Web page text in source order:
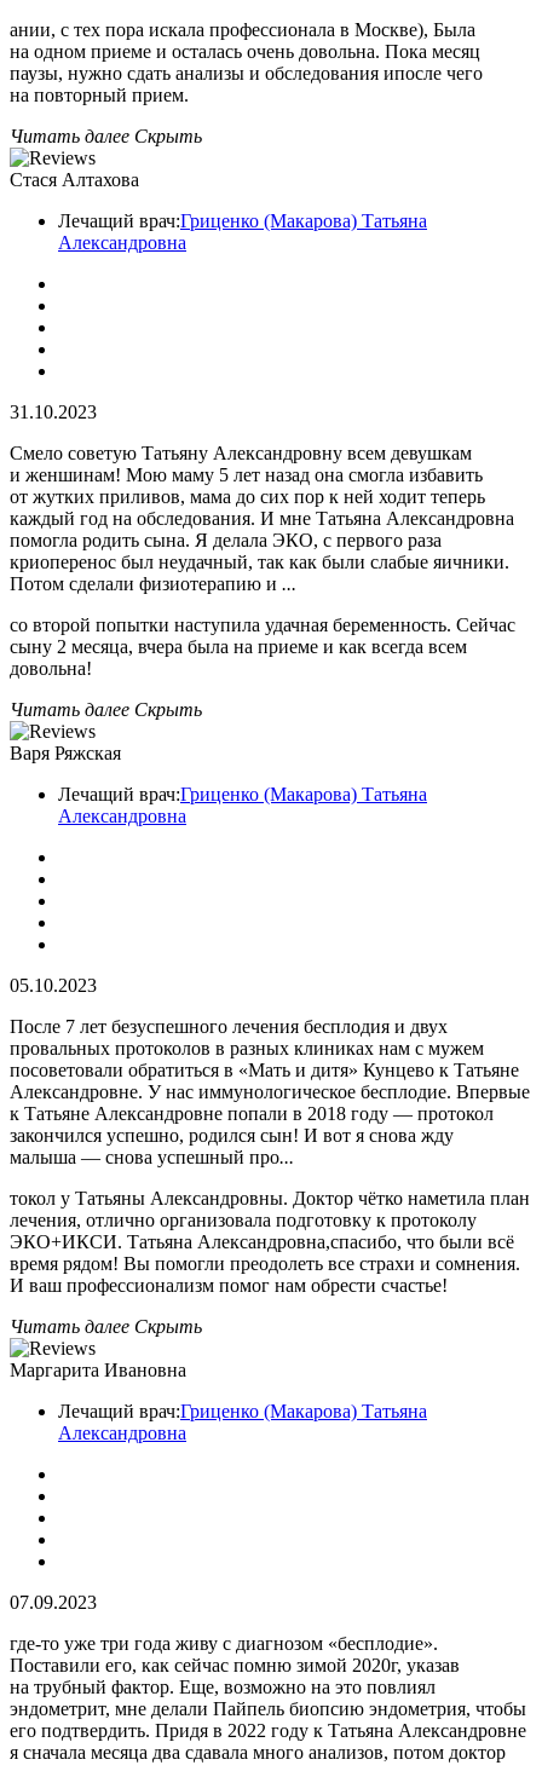
ании, с тех пора искала профессионала в Москве), Была
на одном приеме и осталась очень довольна. Пока месяц
паузы, нужно сдать анализы и обследования ипосле чего
на повторный прием.
Читать далее Скрыть
Стася Алтахова
Лечащий врач:Гриценко (Макарова) Татьяна
Александровна
31.10.2023
Смело советую Татьяну Александровну всем девушкам
и женшинам! Мою маму 5 лет назад она смогла избавить
от жутких приливов, мама до сих пор к ней ходит теперь
каждый год на обследования. И мне Татьяна Александровна
помогла родить сына. Я делала ЭКО, с первого раза
криоперенос был неудачный, так как были слабые яичники.
Потом сделали физиотерапию и ...
со второй попытки наступила удачная беременность. Сейчас
сыну 2 месяца, вчера была на приеме и как всегда всем
довольна!
Читать далее Скрыть
Варя Ряжская
Лечащий врач:Гриценко (Макарова) Татьяна
Александровна
05.10.2023
После 7 лет безуспешного лечения бесплодия и двух
провальных протоколов в разных клиниках нам с мужем
посоветовали обратиться в «Мать и дитя» Кунцево к Татьяне
Александровне. У нас иммунологическое бесплодие. Впервые
к Татьяне Александровне попали в 2018 году — протокол
закончился успешно, родился сын! И вот я снова жду
малыша — снова успешный про...
токол у Татьяны Александровны. Доктор чётко наметила план
лечения, отлично организовала подготовку к протоколу
ЭКО+ИКСИ. Татьяна Александровна,спасибо, что были всё
время рядом! Вы помогли преодолеть все страхи и сомнения.
И ваш профессионализм помог нам обрести счастье!
Читать далее Скрыть
Маргарита Ивановна
Лечащий врач:Гриценко (Макарова) Татьяна
Александровна
07.09.2023
где-то уже три года живу с диагнозом «бесплодие».
Поставили его, как сейчас помню зимой 2020г, указав
на трубный фактор. Еще, возможно на это повлиял
эндометрит, мне делали Пайпель биопсию эндометрия, чтобы
его подтвердить. Придя в 2022 году к Татьяна Александровне
я сначала месяца два сдавала много анализов, потом доктор